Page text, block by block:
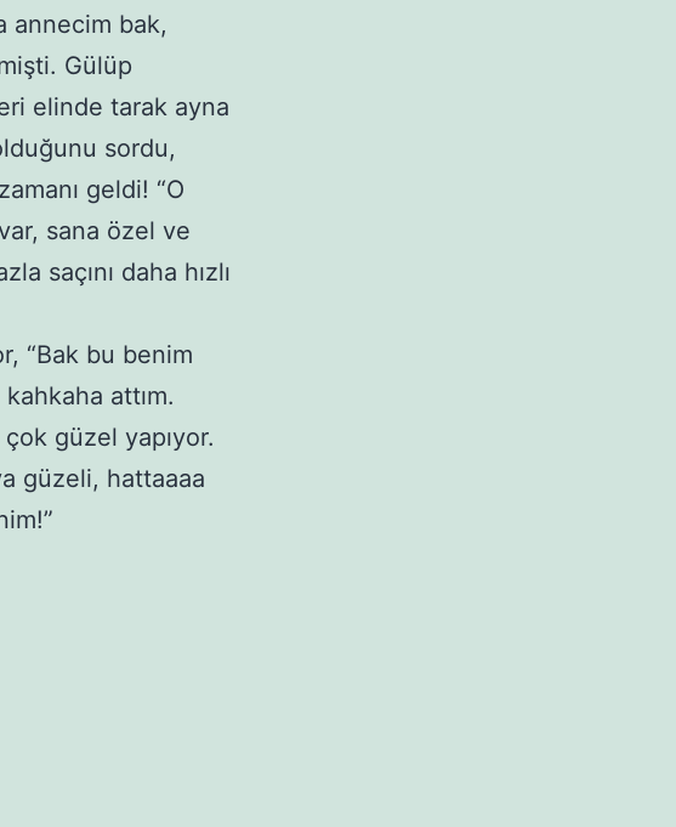
annecim bak,
Gülüp
elinde tarak ayna
sordu,
geldi! “O
sana özel ve
saçını daha hızlı
“Bak bu benim
attım.
güzel yapıyor.
güzeli, hattaaaa